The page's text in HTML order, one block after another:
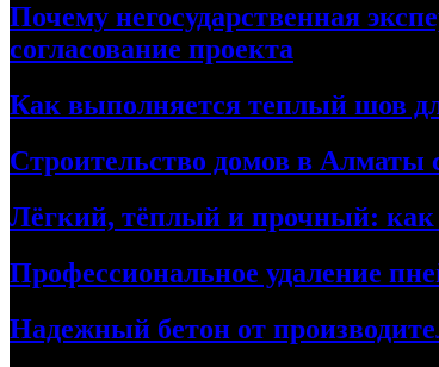
Почему негосударственная
согласование проекта
Как выполняется теплый шов
Строительство домов в Алматы
Лёгкий, тёплый и прочный: как
Профессиональное удаление
Надежный бетон от